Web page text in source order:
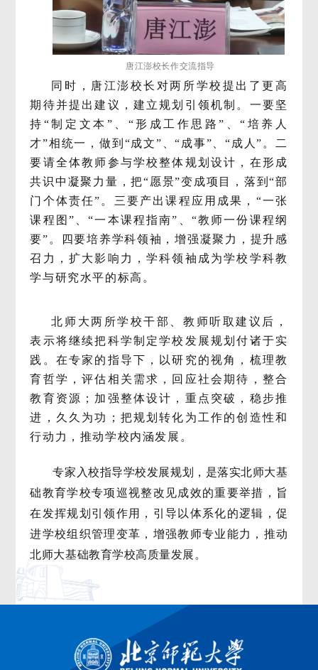
唐江澎校长作交流指导
同时，唐江澎校长对两所学校提出了更高
期待并提出建议，建立规划引领机制。一要坚
持“制定文本”、“形成工作思路”、“培养人
才”相统一，做到“成文”、“成事”、“成人”。二
要请全体教师参与学校整体规划设计，在形成
共识中凝聚力量，把“愿景”变成项目，落到“部
门个体责任”。三要产出课程应用成果，“一张
课程图”、“一本课程指南”、“教师一份课程纲
要”。四要培养学科领袖，增强凝聚力，提升感
召力，扩大影响力，学科领袖成为学校学科教
学与研究水平的标高。
北师大两所学校干部、教师听取建议后，
表示将继续把科学制定学校发展规划付诸于实
践。在专家的指导下，以研究的视角，梳理教
育哲学，评估相关需求，回应社会期待，整合
教育资源；加强整体设计，重点突破，稳步推
进，久久为功；把规划转化为工作的创造性和
行动力，推动学校内涵发展。
专家入校指导学校发展规划，是落实北师大基
础教育学校专项巡视整改见成效的重要举措，旨
在发挥规划引领作用，引导以体系化的逻辑，促
进学校组织管理变革，增强教师专业能力，推动
北师大基础教育学校高质量发展。